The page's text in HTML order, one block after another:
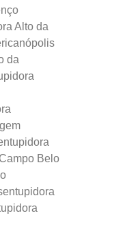
Alto da
da
Belo